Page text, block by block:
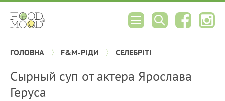
ГОЛОВНА F&M-РІДИ СЕЛЕБРІТІ
Сырный суп от актера Ярослава
Геруса